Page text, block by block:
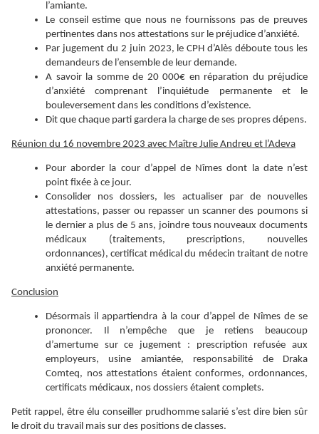
l’amiante.
Le conseil estime que nous ne fournissons pas de preuves
pertinentes dans nos attestations sur le préjudice d’anxiété.
Par jugement du 2 juin 2023, le CPH d’Alès déboute tous les
demandeurs de l’ensemble de leur demande.
A savoir la somme de 20 000€ en réparation du préjudice
d’anxiété comprenant l’inquiétude permanente et le
bouleversement dans les conditions d’existence.
Dit que chaque parti gardera la charge de ses propres dépens.
Réunion du 16 novembre 2023 avec Maître Julie Andreu et l’Adeva
Pour aborder la cour d’appel de Nîmes dont la date n’est
point fixée à ce jour.
Consolider nos dossiers, les actualiser par de nouvelles
attestations, passer ou repasser un scanner des poumons si
le dernier a plus de 5 ans, joindre tous nouveaux documents
médicaux (traitements, prescriptions, nouvelles
ordonnances), certificat médical du médecin traitant de notre
anxiété permanente.
Conclusion
Désormais il appartiendra à la cour d’appel de Nîmes de se
prononcer. Il n’empêche que je retiens beaucoup
d’amertume sur ce jugement : prescription refusée aux
employeurs, usine amiantée, responsabilité de Draka
Comteq, nos attestations étaient conformes, ordonnances,
certificats médicaux, nos dossiers étaient complets.
Petit rappel, être élu conseiller prudhomme salarié s’est dire bien sûr
le droit du travail mais sur des positions de classes.